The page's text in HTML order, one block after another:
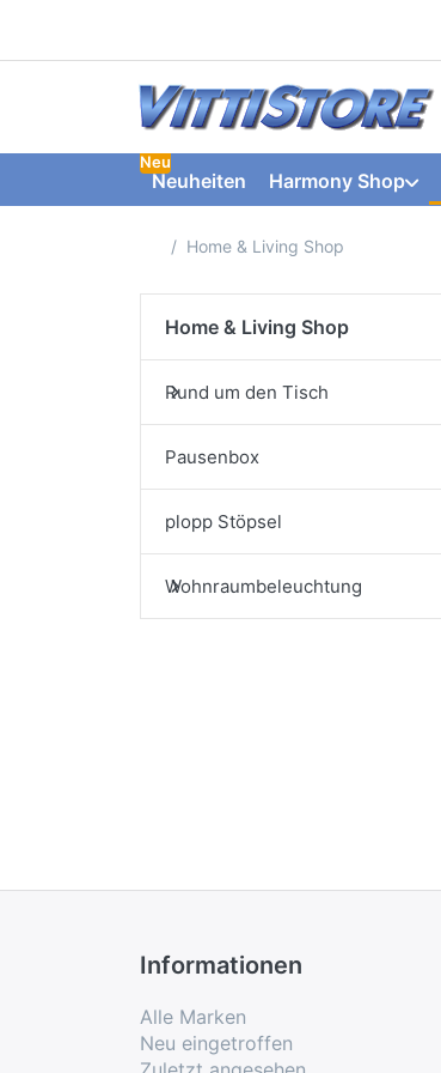
Neuheiten
Neu
Harmony Shop
Startseite
Home & Living Shop
Home & Living Shop
Rund um den Tisch
Pausenbox
plopp Stöpsel
Wohnraumbeleuchtung
Informationen
Alle Marken
Neu eingetroffen